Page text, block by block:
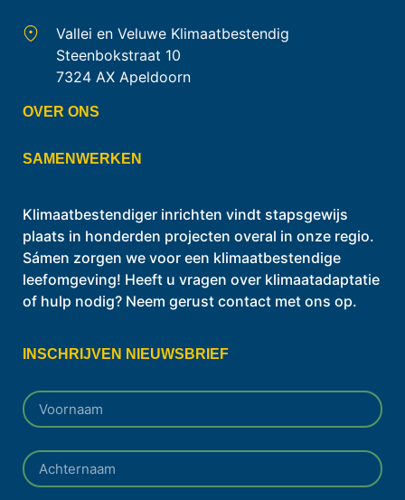
Vallei en Veluwe Klimaatbestendig
Steenbokstraat 10
7324 AX Apeldoorn
OVER ONS
SAMENWERKEN
Klimaatbestendiger inrichten vindt stapsgewijs
plaats in honderden projecten overal in onze regio.
Sámen zorgen we voor een klimaatbestendige
leefomgeving! Heeft u vragen over klimaatadaptatie
of hulp nodig? Neem gerust contact met ons op.
INSCHRIJVEN NIEUWSBRIEF